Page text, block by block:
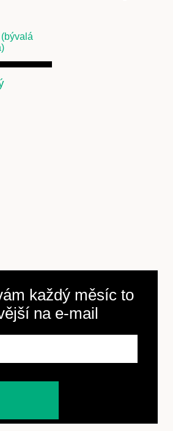
každý měsíc to
na e-mail